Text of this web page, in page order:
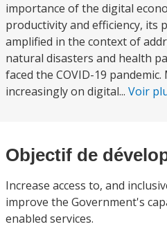
importance of the digital
productivity and efficiency, its
amplified in the context of
natural disasters and health
faced the COVID-19
increasingly on digital... Voir
Objectif de
Increase access to, and
improve the Government's
enabled services.